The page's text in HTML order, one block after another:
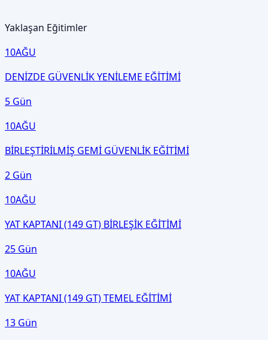
Yaklaşan Eğitimler
10AĞU
DENİZDE GÜVENLİK YENİLEME EĞİTİMİ
5 Gün
10AĞU
BİRLEŞTİRİLMİŞ GEMİ GÜVENLİK EĞİTİMİ
2 Gün
10AĞU
YAT KAPTANI (149 GT) BİRLEŞİK EĞİTİMİ
25 Gün
10AĞU
YAT KAPTANI (149 GT) TEMEL EĞİTİMİ
13 Gün